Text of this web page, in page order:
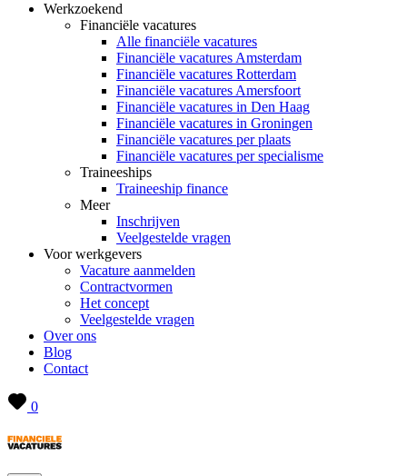
Werkzoekend
Financiële vacatures
Alle financiële vacatures
Financiële vacatures Amsterdam
Financiële vacatures Rotterdam
Financiële vacatures Amersfoort
Financiële vacatures in Den Haag
Financiële vacatures in Groningen
Financiële vacatures per plaats
Financiële vacatures per specialisme
Traineeships
Traineeship finance
Meer
Inschrijven
Veelgestelde vragen
Voor werkgevers
Vacature aanmelden
Contractvormen
Het concept
Veelgestelde vragen
Over ons
Blog
Contact
0